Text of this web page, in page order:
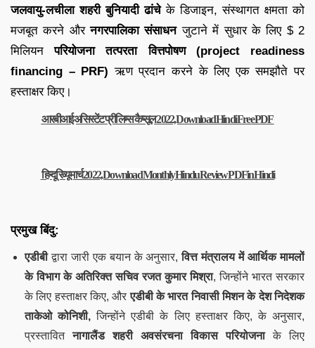
जलवायु-लचीला शहरी बुनियादी ढांचेके डिजाइन, संस्थागत क्षमता को
मजबूत करने औरनगरपालिका संसाधनजुटाने में सुधार के लिए $ 2
मिलियनपरियोजना तत्परता वित्तपोषण (project readiness
financing – PRF) ऋण प्रदान करने के लिए एक समझौते पर
हस्ताक्षर किए।
आरबीआई असिस्टेंट प्रीलिम्स कैप्सूल 2022, Download Hindi Free PDF
हिन्दू रिव्यू मार्च 2022, Download Monthly Hindu Review PDF in Hindi
प्रमुख बिंदु:
एडीबीद्वारा जारी एक बयान के अनुसार,वित्त मंत्रालय में आर्थिक मामलों
के विभाग के अतिरिक्त सचिव रजत कुमार मिश्रा, जिन्होंने भारत सरकार
के लिए हस्ताक्षर किए, औरएडीबी के भारत निवासी मिशन के देश निदेशक
ताकेओ कोनिशी, जिन्होंने एडीबी के लिए हस्ताक्षर किए, के अनुसार,
प्रस्तावितनागालैंड शहरी अवसंरचना विकास परियोजनाके लिए